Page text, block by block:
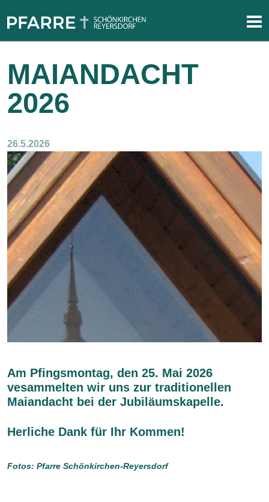
MAIANDACHT
2026
26.5.2026
Am Pfingsmontag, den 25. Mai 2026
vesammelten wir uns zur traditionellen
Maiandacht bei der Jubiläumskapelle.
Herliche Dank für Ihr Kommen!
Fotos: Pfarre Schönkirchen-Reyersdorf